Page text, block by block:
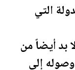
التي
بد أيضاً من
إلى